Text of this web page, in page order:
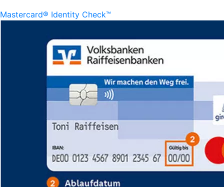
Mastercard® Identity Check™